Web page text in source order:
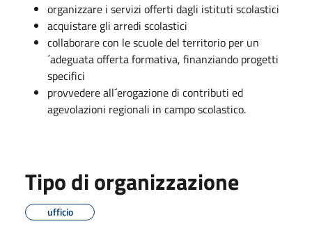
organizzare i servizi offerti dagli istituti scolastici
acquistare gli arredi scolastici
collaborare con le scuole del territorio per un
´adeguata offerta formativa, finanziando progetti
specifici
provvedere all´erogazione di contributi ed
agevolazioni regionali in campo scolastico.
Tipo di organizzazione
ufficio